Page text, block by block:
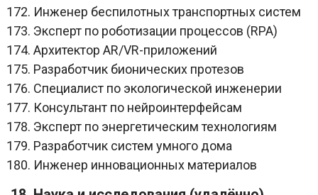
Инженер беспилотных транспортных систем
Эксперт по роботизации процессов (RPA)
Архитектор AR/VR-приложений
Разработчик бионических протезов
Специалист по экологической инженерии
Консультант по нейроинтерфейсам
Эксперт по энергетическим технологиям
Разработчик систем умного дома
Инженер инновационных материалов